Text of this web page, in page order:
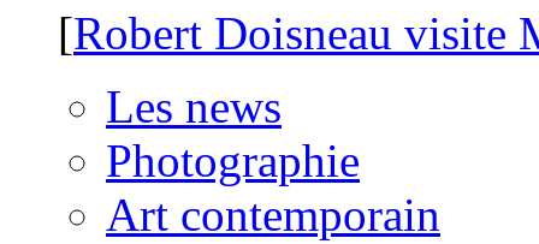
[Robert Doisneau visite
Les news
Photographie
Art contemporain